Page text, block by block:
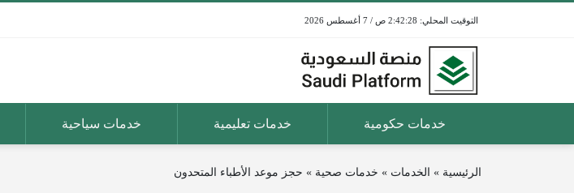
2:42:28 ص / 7 أغسطس 2026
خدمات حكومية خدمات تعليمية خدمات سياحية
الرئيسية » الخدمات » خدمات صحية » حجز موعد الأطباء المتحدون